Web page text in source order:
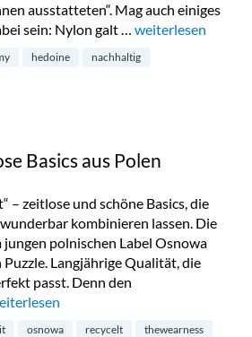
ausstatteten“. Mag auch einiges
sein: Nylon galt … „Nahtlos
weiterlesen
hedoine
nachhaltig
Basics aus Polen
– zeitlose und schöne Basics, die
kombinieren lassen. Die
polnischen Label Osnowa
Langjährige Qualität, die
passt. Denn den
zeitlose Basics aus Polen“
osnowa recycelt thewearness